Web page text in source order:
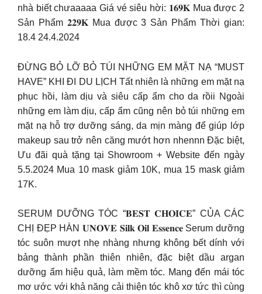
nhà biết chưaaaaa Giá vé siêu hời: 𝟏𝟔𝟗𝐊 Mua được 2
Sản Phẩm 𝟐𝟐𝟗𝐊 Mua được 3 Sản Phẩm Thời gian:
18.4 24.4.2024
ĐỪNG BỎ LỠ BỎ TÚI NHỮNG EM MẶT NẠ “MUST
HAVE” KHI ĐI DU LỊCH Tất nhiên là những em mặt nạ
phục hồi, làm dịu và siêu cấp ẩm cho da rồii Ngoài
những em làm dịu, cấp ẩm cũng nên bỏ túi những em
mặt nạ hỗ trợ dưỡng sáng, da mịn màng để giúp lớp
makeup sau trở nên căng mướt hơn nhennn Đặc biệt,
Ưu đãi quà tặng tại Showroom + Website đến ngày
5.5.2024 Mua 10 mask giảm 10K, mua 15 mask giảm
17K.
SERUM DƯỠNG TÓC “𝐁𝐄𝐒𝐓 𝐂𝐇𝐎𝐈𝐂𝐄” CỦA CÁC
CHỊ ĐẸP HÀN 𝐔𝐍𝐎𝐕𝐄 𝐒𝐢𝐥𝐤 𝐎𝐢𝐥 𝐄𝐬𝐬𝐞𝐧𝐜𝐞 Serum dưỡng
tóc suôn mượt nhẹ nhàng nhưng không bết dính với
bảng thành phần thiên nhiên, đặc biệt dầu argan
dưỡng ẩm hiệu quả, làm mềm tóc. Mang đến mái tóc
mơ ước với khả năng cải thiện tóc khô xơ tức thì cùng